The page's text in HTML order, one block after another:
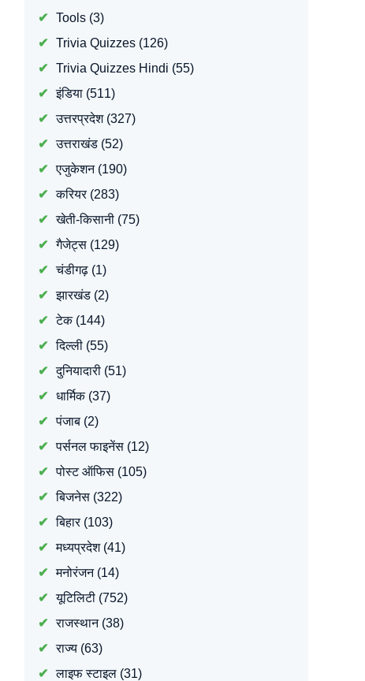
Tools(3)
Trivia Quizzes(126)
Trivia Quizzes Hindi (55)
इंडिया(511)
उत्तरप्रदेश(327)
उत्तराखंड(52)
एजुकेशन(190)
करियर(283)
खेती-किसानी(75)
गैजेट्स(129)
चंडीगढ़(1)
झारखंड(2)
टेक(144)
दिल्ली(55)
दुनियादारी(51)
धार्मिक(37)
पंजाब(2)
पर्सनल फाइनेंस(12)
पोस्ट ऑफिस(105)
बिजनेस(322)
बिहार(103)
मध्यप्रदेश(41)
मनोरंजन(14)
यूटिलिटी(752)
राजस्थान(38)
राज्य(63)
लाइफ स्टाइल(31)